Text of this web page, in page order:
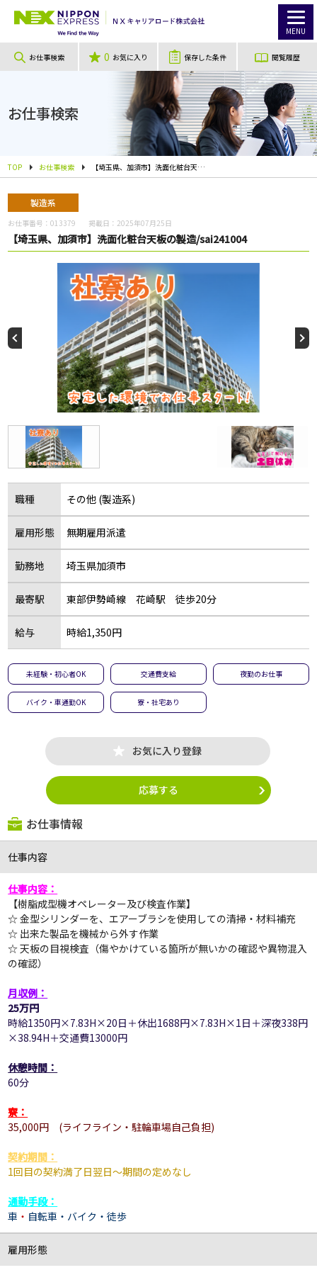
MENU
お仕事検索 0 お気に入り 保存した条件 閲覧履歴
お仕事検索
TOP お仕事検索 【埼玉県、加須市】洗面化粧台天板の製造/sai241004
製造系
お仕事番号：013379 掲載日： 2025年07月25日
【埼玉県、加須市】洗面化粧台天板の製造/sai241004
職種 その他 (製造系)
雇用形態 無期雇用派遣
勤務地 埼玉県加須市
最寄駅 東部伊勢崎線 花崎駅 徒歩20分
給与 時給1,350円
未経験・初心者OK 交通費支給 夜勤のお仕事
バイク・車通勤OK 寮・社宅あり
お気に入り登録
応募する
お仕事情報
仕事内容
仕事内容：
【樹脂成型機オペレーター及び検査作業】
☆ 金型シリンダーを、エアーブラシを使用しての清掃・材料補充
☆ 出来た製品を機械から外す作業
☆天板の目視検査（傷やかけている箇所が無いかの確認や異物混入
の確認）
月収例：
25万円
時給1350円×7.83H×20日＋休出1688円×7.83H×1日＋深夜338円
×38.94H＋交通費13000円
休憩時間：
60分
寮：
35,000円 (ライフライン・駐輪車場自己負担)
契約期間：
1回目の契約満了日翌日～期間の定めなし
通勤手段：
車 ・ 自転車・ バイク ・徒歩
雇用形態